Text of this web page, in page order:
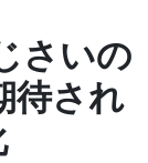
さいの
待され